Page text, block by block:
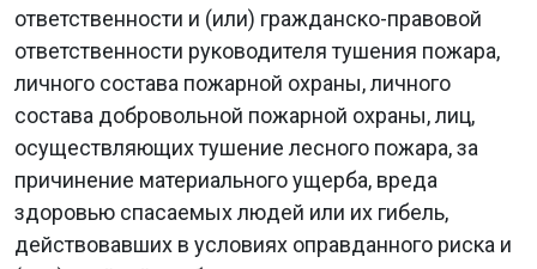
ответственности и (или) гражданско-правовой
ответственности руководителя тушения пожара,
личного состава пожарной охраны, личного
состава добровольной пожарной охраны, лиц,
осуществляющих тушение лесного пожара, за
причинение материального ущерба, вреда
здоровью спасаемых людей или их гибель,
действовавших в условиях оправданного риска и